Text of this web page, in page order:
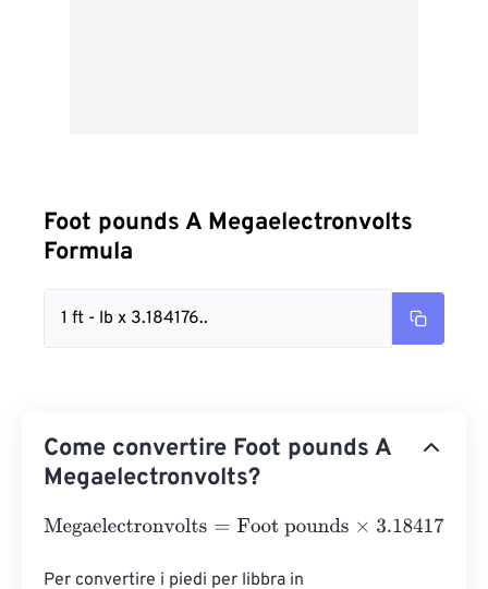
Foot pounds A Megaelectronvolts
Formula
1 ft - lb x 3.184176..
Come convertire Foot pounds A
Megaelectronvolts?
Megaelectronvolts=Foot pounds×3.1841763889169996
Per convertire i piedi per libbra in